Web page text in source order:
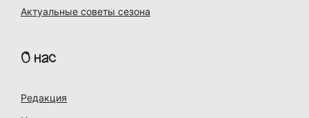
Актуальные советы сезона
О нас
Редакция